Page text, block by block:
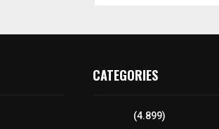
CATEGORIES
(4.899)